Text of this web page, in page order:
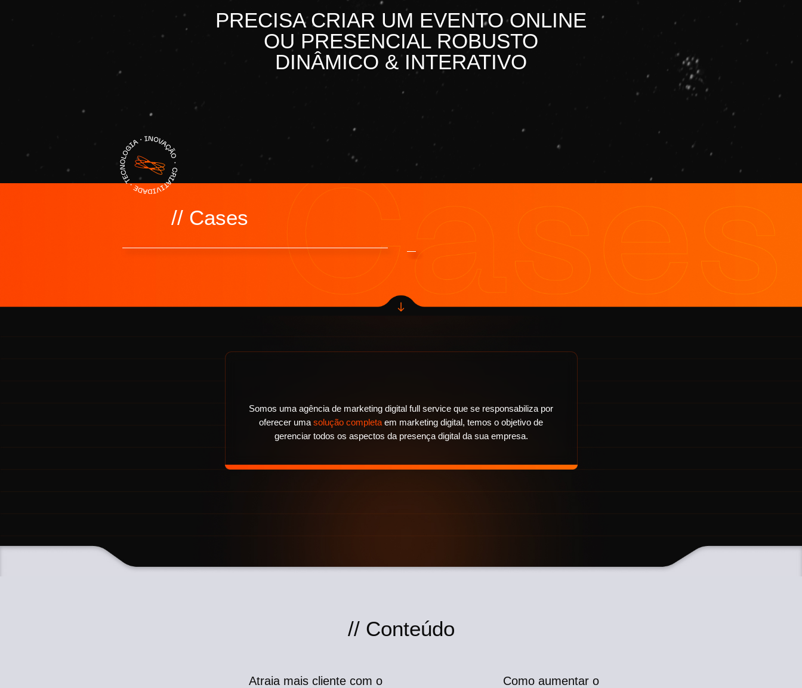
PRECISA CRIAR UM EVENTO ONLINE
OU PRESENCIAL ROBUSTO
DINÂMICO & INTERATIVO
// Cases
Somos uma agência de marketing digital full service que se responsabiliza por
oferecer uma solução completa em marketing digital, temos o objetivo de
gerenciar todos os aspectos da presença digital da sua empresa.
// Conteúdo
Atraia mais cliente com o
Como aumentar o